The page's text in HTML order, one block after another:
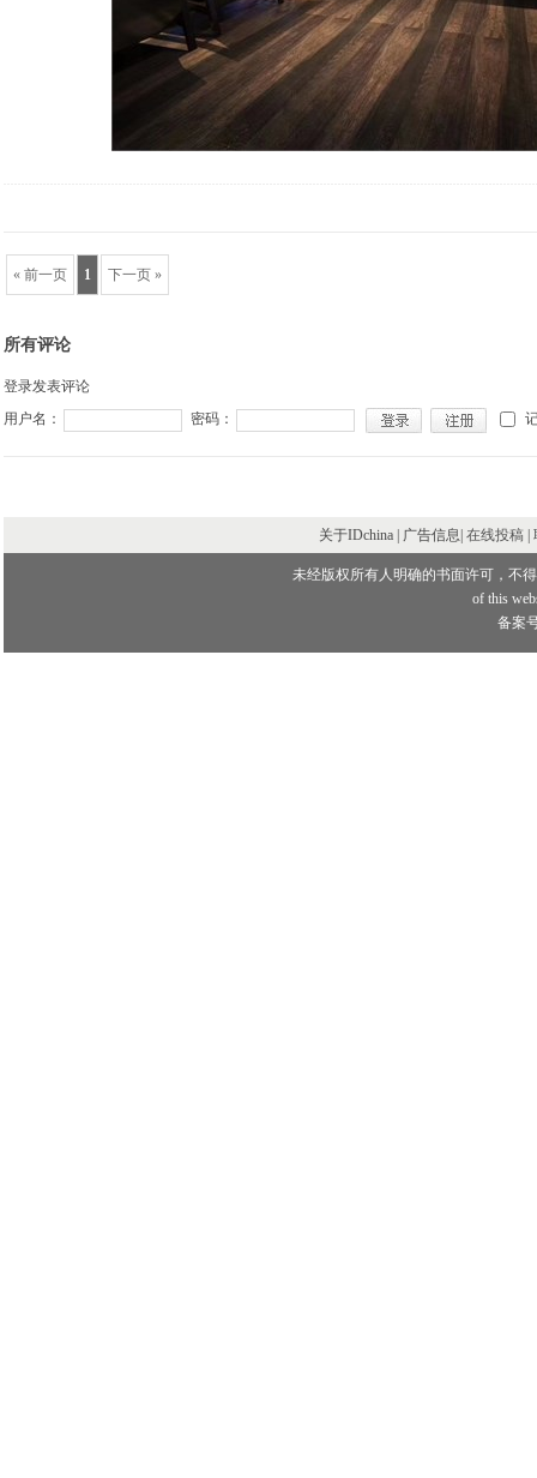
« 前一页 1 下一页 »
所有评论
登录发表评论
用户名：
密码：
关于IDchina | 广告信息| 在线投稿
未经版权所有人明确的书面许可，不
of this
备案